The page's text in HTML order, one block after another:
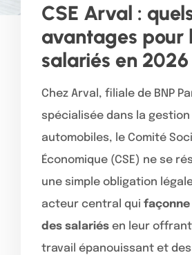
CSE Arval :
avantages pour
salariés en 2026
Chez Arval, filiale de BNP
spécialisée dans la
automobiles, le Comité
Économique (CSE) ne se
une simple obligation
acteur central qui
des salariés en leur
travail épanouissant et